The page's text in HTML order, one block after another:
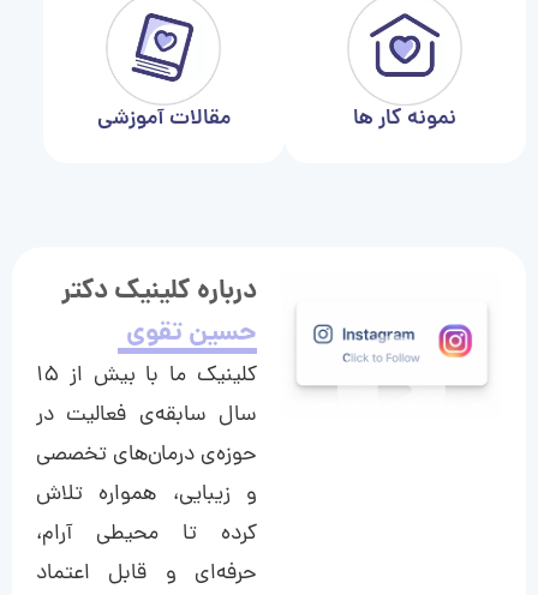
نمونه کار ها مقالات آموزشی
درباره کلینیک دکتر
حسین تقوی
کلینیک ما با بیش از ۱۵
سال سابقه‌ی فعالیت در
حوزه‌ی درمان‌های تخصصی
و زیبایی، همواره تلاش
کرده تا محیطی آرام،
حرفه‌ای و قابل اعتماد